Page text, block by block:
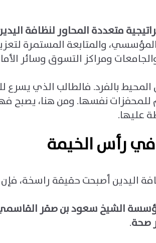
متعددة المحاور لنظافة
المؤسسي، والمتابعة المستمرة
ومراكز التسوق وسائر
المحيط بالفرد. فالطالب الذي
للمحفزات نفسها. ومن هنا، يصبح
عليها.
في رأس الخيمة
اليدين أصبحت حقيقة راسخة، فإن
الشيخ سعود بن صقر القاسمي
صحة.